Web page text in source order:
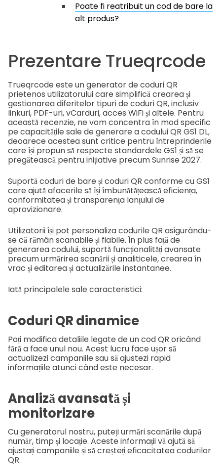
Poate fi reatribuit un cod de bare la
alt produs?
Prezentare Trueqrcode
Trueqrcode este un generator de coduri QR
prietenos utilizatorului care simplifică crearea și
gestionarea diferitelor tipuri de coduri QR, inclusiv
linkuri, PDF-uri, vCarduri, acces WiFi și altele. Pentru
această recenzie, ne vom concentra în mod specific
pe capacitățile sale de generare a codului QR GS1 DL,
deoarece acestea sunt critice pentru întreprinderile
care își propun să respecte standardele GS1 și să se
pregătească pentru inițiative precum Sunrise 2027.
Suportă coduri de bare și coduri QR conforme cu GS1
care ajută afacerile să își îmbunătățească eficiența,
conformitatea și transparența lanțului de
aprovizionare.
Utilizatorii își pot personaliza codurile QR asigurându-
se că rămân scanabile și fiabile. În plus față de
generarea codului, suportă funcționalități avansate
precum urmărirea scanării și analiticele, crearea în
vrac și editarea și actualizările instantanee.
Iată principalele sale caracteristici:
Coduri QR dinamice
Poți modifica detaliile legate de un cod QR oricând
fără a face unul nou. Acest lucru face ușor să
actualizezi campaniile sau să ajustezi rapid
informațiile atunci când este necesar.
Analiză avansată și
monitorizare
Cu generatorul nostru, puteți urmări scanările după
număr, timp și locație. Aceste informații vă ajută să
ajustați campaniile și să creșteți eficacitatea codurilor
QR.